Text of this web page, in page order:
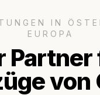
IN
EUROPA
Partner
von